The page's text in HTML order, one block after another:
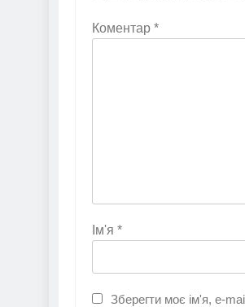
Коментар *
Ім'я *
Зберегти моє ім'я, e-